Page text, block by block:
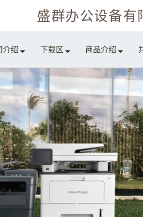
盛群办公设备有
介绍 下载区 商品介绍